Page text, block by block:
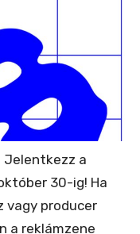
Jelentkezz a
30-ig! Ha
vagy producer
a reklámzene